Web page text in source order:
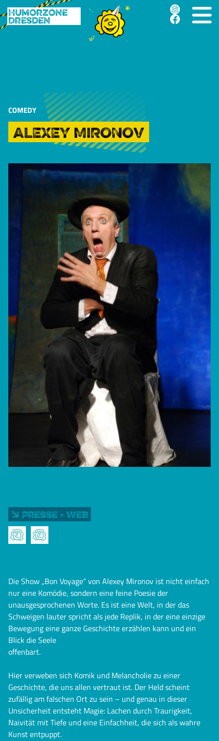
Humorzone
Dresden
COMEDY
ALEXEY MIRONOV
Presse • Web
Die Show „Bon Voyage“ von Alexey Mironov ist nicht einfach
nur eine Komödie, sondern eine feine Poesie der
unausgesprochenen Worte. Es ist eine Welt, in der das
Schweigen lauter spricht als jede Replik, in der eine einzige
Bewegung eine ganze Geschichte erzählen kann und ein
Blick die Seele
offenbart.
Hier verweben sich Komik und Melancholie zu einer
Geschichte, die uns allen vertraut ist. Der Held scheint
zufällig am falschen Ort zu sein – und genau in dieser
Unsicherheit entsteht Magie: Lachen durch Traurigkeit,
Naivität mit Tiefe und eine Einfachheit, die sich als wahre
Kunst entpuppt.